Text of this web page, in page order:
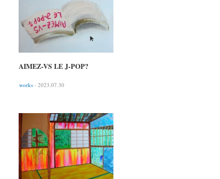
AIMEZ-VS LE J-POP?
works - 2023.07.30